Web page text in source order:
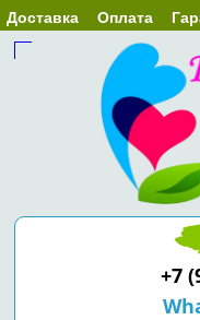
Доставка Оплата
+7